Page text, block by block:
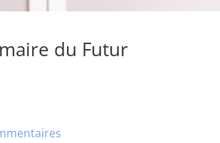
du Futur